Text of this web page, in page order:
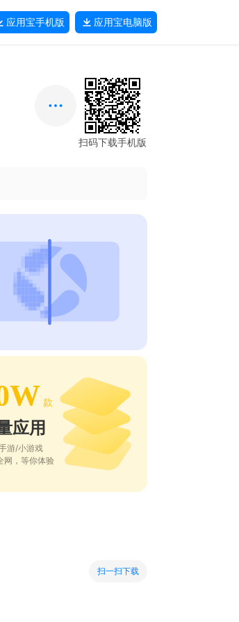
应用宝手机版 应用宝电脑版
扫码下载手机版
款
应用
游/小游戏
网，等你体验
扫一扫下载